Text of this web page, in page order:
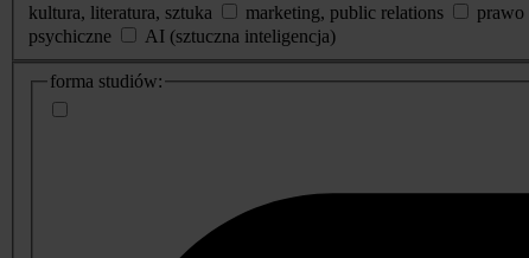
kultura, literatura, sztuka
marketing, public relations prawo
psychiczne
AI (sztuczna inteligencja)
dodatkowe
informacje
forma studiów: